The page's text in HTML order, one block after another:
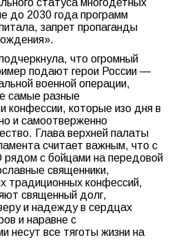
статуса многодетных
до 2030 года программ
запрет пропаганды
что огромный
подают герои России —
военной операции,
самые разные
конфессии, которые изо дня в
и самоотверженно
Глава верхней палаты
считает важным, что с
рядом с бойцами на передовой
священники,
традиционных конфессий,
священный долг,
и надежду в сердцах
и наравне с
несут все тяготы жизни на